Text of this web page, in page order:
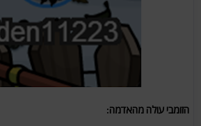
הזומבי עולה מהאדמה: